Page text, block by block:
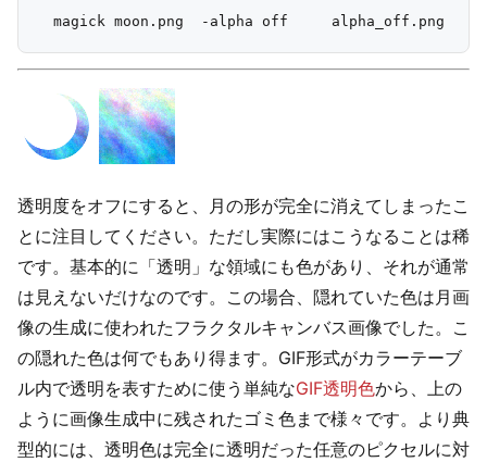
透明度をオフにすると、月の形が完全に消えてしまったこ
とに注目してください。ただし実際にはこうなることは稀
です。基本的に「透明」な領域にも色があり、それが通常
は見えないだけなのです。この場合、隠れていた色は月画
像の生成に使われたフラクタルキャンバス画像でした。こ
の隠れた色は何でもあり得ます。GIF形式がカラーテーブ
ル内で透明を表すために使う単純なGIF透明色から、上の
ように画像生成中に残されたゴミ色まで様々です。より典
型的には、透明色は完全に透明だった任意のピクセルに対